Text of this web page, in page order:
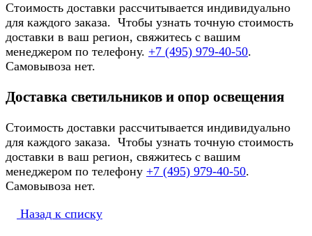
Стоимость доставки рассчитывается индивидуально
для каждого заказа. Чтобы узнать точную стоимость
доставки в ваш регион, свяжитесь с вашим
менеджером по телефону. +7 (495) 979-40-50.
Самовывоза нет.
Доставка светильников и опор освещения
Стоимость доставки рассчитывается индивидуально
для каждого заказа. Чтобы узнать точную стоимость
доставки в ваш регион, свяжитесь с вашим
менеджером по телефону +7 (495) 979-40-50.
Самовывоза нет.
Назад к списку